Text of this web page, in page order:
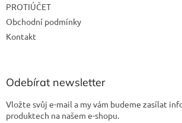
PROTIÚČET
Obchodní podmínky
Kontakt
Odebírat newsletter
Vložte svůj e-mail a my vám budeme zasílat
produktech na našem e-shopu.